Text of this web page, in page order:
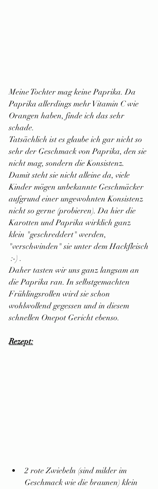
Meine Tochter mag keine Paprika. Da
Paprika allerdings mehr Vitamin C wie
Orangen haben, finde ich das sehr
schade.
Tatsächlich ist es glaube ich gar nicht so
sehr der Geschmack von Paprika, den sie
nicht mag, sondern die Konsistenz.
Damit steht sie nicht alleine da, viele
Kinder mögen unbekannte Geschmäcker
aufgrund einer ungewohnten Konsistenz
nicht so gerne (probieren). Da hier die
Karotten und Paprika wirklich ganz
klein "geschreddert" werden,
"verschwinden" sie unter dem Hackfleisch
:-) .
Daher tasten wir uns ganz langsam an
die Paprika ran. In selbstgemachten
Frühlingsrollen wird sie schon
wohlwollend gegessen und in diesem
schnellen Onepot Gericht ebenso.
Rezept:
2 rote Zwiebeln (sind milder im
Geschmack wie die braunen) klein